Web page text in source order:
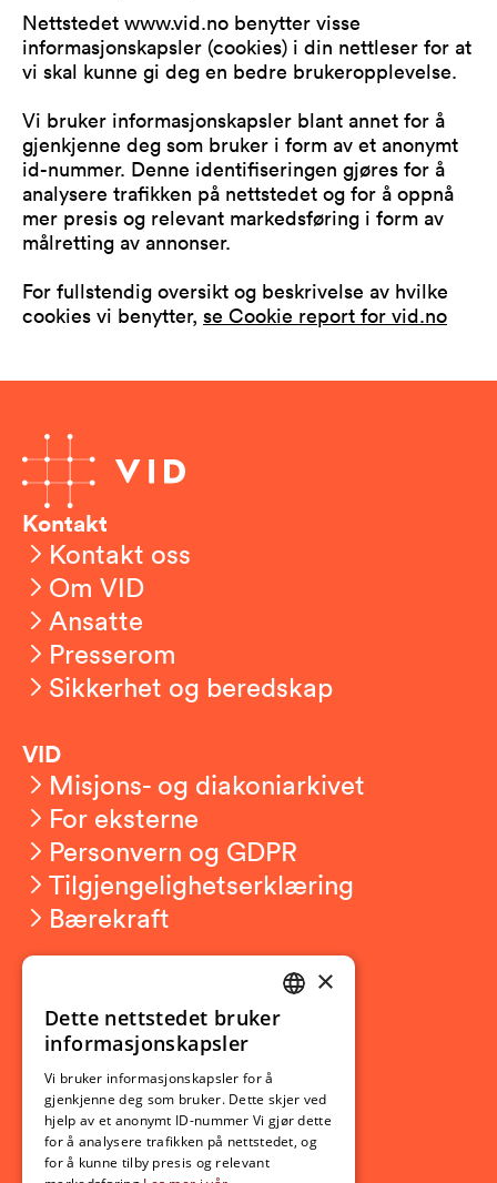
Nettstedet www.vid.no benytter visse
informasjonskapsler (cookies) i din nettleser for at
vi skal kunne gi deg en bedre brukeropplevelse.
Vi bruker informasjonskapsler blant annet for å
gjenkjenne deg som bruker i form av et anonymt
id-nummer. Denne identifiseringen gjøres for å
analysere trafikken på nettstedet og for å oppnå
mer presis og relevant markedsføring i form av
målretting av annonser.
For fullstendig oversikt og beskrivelse av hvilke
cookies vi benytter, se Cookie report for vid.no
Kontakt
Kontakt oss
Om VID
Ansatte
Presserom
Sikkerhet og beredskap
VID
Misjons- og diakoniarkivet
For eksterne
Personvern og GDPR
Tilgjengelighetserklæring
Bærekraft
Ny student
Utveksling
Opptak
Lov- og regelverk
NORWEGIAN
×
Dette nettstedet bruker
informasjonskapsler
Vi bruker informasjonskapsler for å
gjenkjenne deg som bruker. Dette skjer ved
hjelp av et anonymt ID-nummer Vi gjør dette
for å analysere trafikken på nettstedet, og
for å kunne tilby presis og relevant